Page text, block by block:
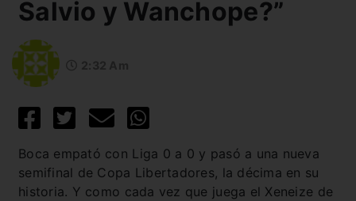
Salvio y Wanchope?”
Boca empató con Liga 0 a 0 y pasó a una nueva
semifinal de Copa Libertadores, la décima en su
historia. Y como cada vez que juega el Xeneize de